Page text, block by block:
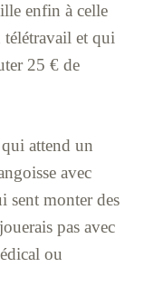
enfin à celle
télétravail et qui
25 € de
attend un
avec
sent monter des
pas avec
ou